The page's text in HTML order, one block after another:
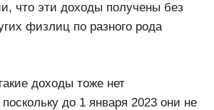
что эти доходы получены без
физлиц по разного рода
доходы тоже нет
до 1 января 2023 они не